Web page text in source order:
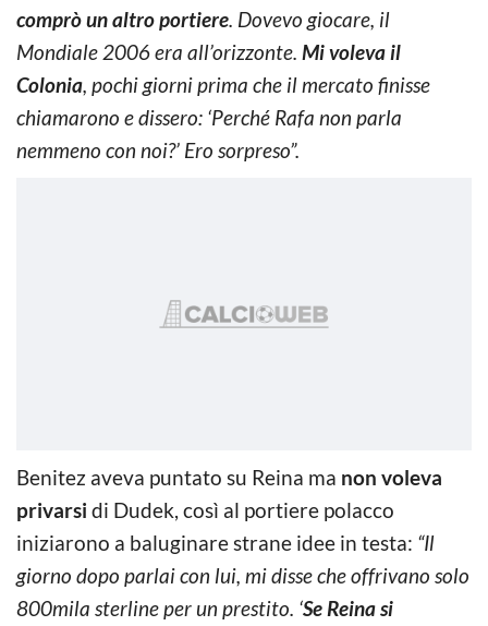
comprò un altro portiere. Dovevo giocare, il
Mondiale 2006 era all’orizzonte. Mi voleva il
Colonia, pochi giorni prima che il mercato finisse
chiamarono e dissero: ‘Perché Rafa non parla
nemmeno con noi?’ Ero sorpreso”.
Benitez aveva puntato su Reina ma non voleva
privarsi di Dudek, così al portiere polacco
iniziarono a baluginare strane idee in testa: “Il
giorno dopo parlai con lui, mi disse che offrivano solo
800mila sterline per un prestito. ‘Se Reina si